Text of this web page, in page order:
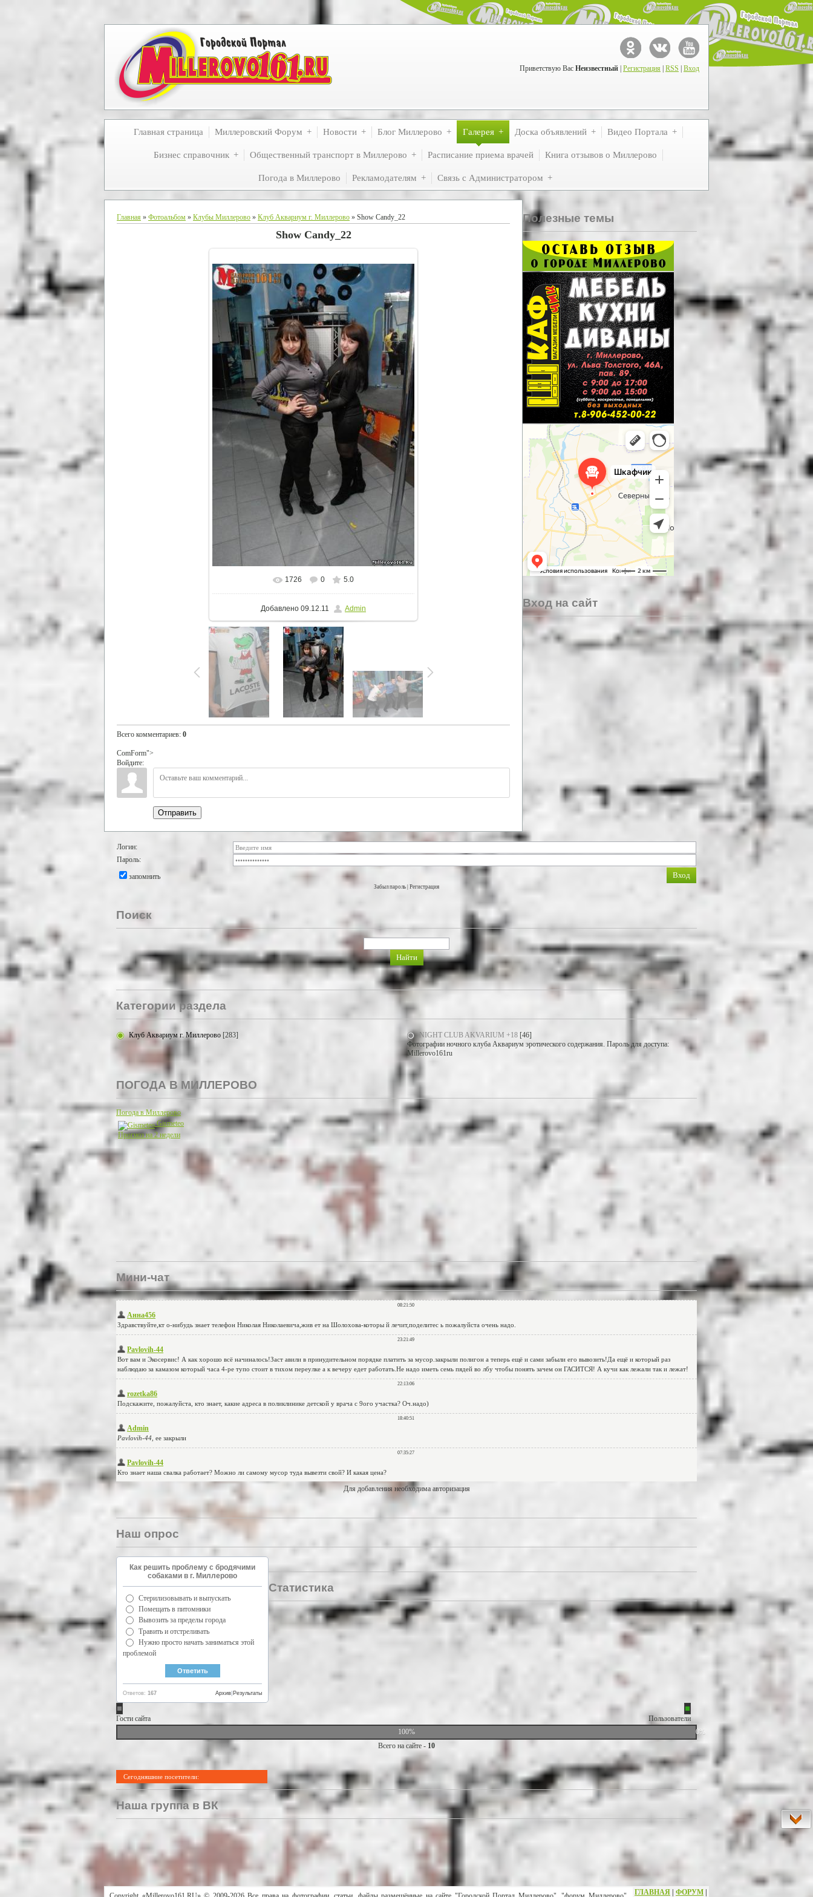
Приветствую Вас Неизвестный Регистрация RSS Вход
Главная страница Миллеровский Форум Новости Блог Миллерово Галерея Доска объявлений Видео Портала
Бизнес справочник Общественный транспорт в Миллерово Расписание приема врачей Книга отзывов о Миллерово
Погода в Миллерово Рекламодателям Связь с Администратором
Главная » Фотоальбом » Клубы Миллерово » Клуб Аквариум г. Миллерово » Show Candy_22
Show Candy_22
В реальном размере 514x768
1726 0 5.0
Добавлено 09.12.11 Admin
Всего комментариев: 0
ComForm">
Войдите:
Отправить
Полезные темы
Вход на сайт
Логин:
Пароль:
запомнить
Забыл пароль Регистрация
Поиск
Категории раздела
Клуб Аквариум г. Миллерово [283] NIGHT CLUB AKVARIUM +18 [46]
Фотографии ночного клуба Аквариум эротического содержания. Пароль для доступа:
Millerovo161ru
ПОГОДА В МИЛЛЕРОВО
Погода в Миллерово
Gismeteo
Прогноз на 2 недели
Мини-чат
Для добавления необходима авторизация
Наш опрос
Как решить проблему с бродячими
собаками в г. Миллерово
Стерилизовывать и выпускать
Помещать в питомники
Вывозить за пределы города
Травить и отстреливать
Нужно просто начать заниматься этой
проблемой
Ответов: 167 Результаты
Архив
Статистика
Гости сайта
Пользователи
100%
0%
Всего на сайте - 10
Сегодняшние посетители:
Наша группа в ВК
ГЛАВНАЯ ФОРУМ